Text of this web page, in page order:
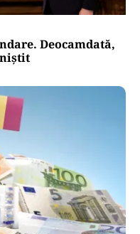
Deocamdată,